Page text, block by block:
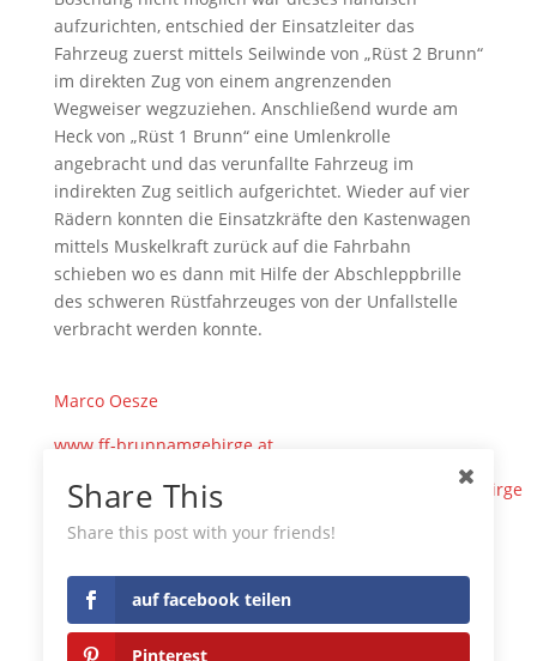
aufzurichten, entschied der Einsatzleiter das
Fahrzeug zuerst mittels Seilwinde von „Rüst 2 Brunn“
im direkten Zug von einem angrenzenden
Wegweiser wegzuziehen. Anschließend wurde am
Heck von „Rüst 1 Brunn“ eine Umlenkrolle
angebracht und das verunfallte Fahrzeug im
indirekten Zug seitlich aufgerichtet. Wieder auf vier
Rädern konnten die Einsatzkräfte den Kastenwagen
mittels Muskelkraft zurück auf die Fahrbahn
schieben wo es dann mit Hilfe der Abschleppbrille
des schweren Rüstfahrzeuges von der Unfallstelle
verbracht werden konnte.
Marco Oesze
www.ff-brunnamgebirge.at
www.facebook.com/FreiwilligeFeuerwehrBrunnAmGebirge
auf facebook teilen
Pinterest
LinkedIn
Share This
Share this post with your friends!
auf facebook teilen
Pinterest